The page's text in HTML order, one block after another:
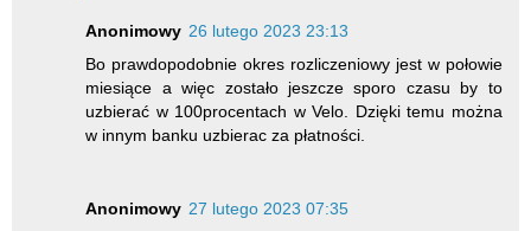
Anonimowy 26 lutego 2023 23:13
Bo prawdopodobnie okres rozliczeniowy jest w połowie
miesiące a więc zostało jeszcze sporo czasu by to
uzbierać w 100procentach w Velo. Dzięki temu można
w innym banku uzbierac za płatności.
Anonimowy 27 lutego 2023 07:35